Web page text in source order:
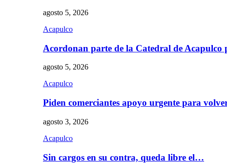
agosto 5, 2026
Acapulco
Acordonan parte de la Catedral de
agosto 5, 2026
Acapulco
Piden comerciantes apoyo urgente para
agosto 3, 2026
Acapulco
Sin cargos en su contra, queda libre el…